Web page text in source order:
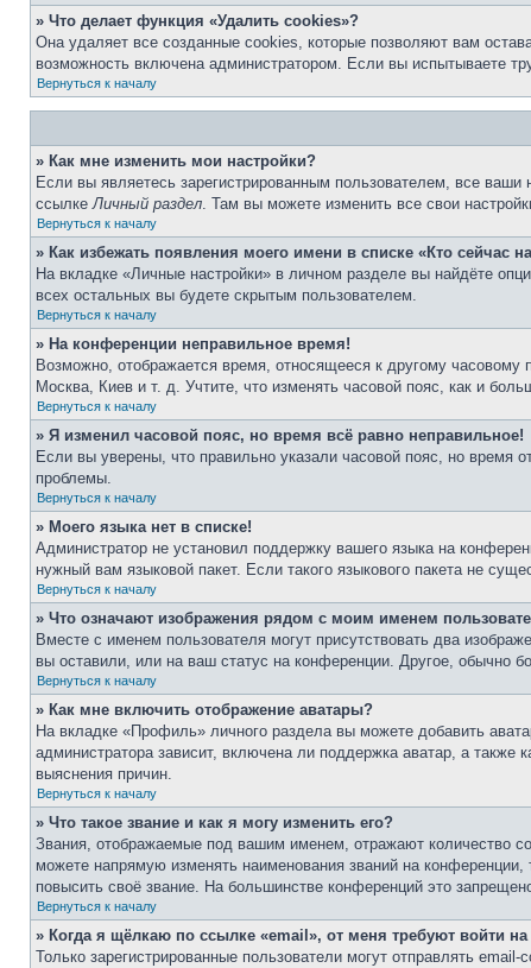
» Что делает функция «Удалить cookies»?
Она удаляет все созданные cookies, которые позволяют вам
возможность включена администратором. Если вы испытываете
Вернуться к началу
» Как мне изменить мои настройки?
Если вы являетесь зарегистрированным пользователем, все
ссылкеЛичный раздел. Там вы можете изменить все свои
Вернуться к началу
» Как избежать появления моего имени в списке «Кто сейчас
На вкладке «Личные настройки» в личном разделе вы найдёте
всех остальных вы будете скрытым пользователем.
Вернуться к началу
» На конференции неправильное время!
Возможно, отображается время, относящееся к другому часовому
Москва, Киев и т. д. Учтите, что изменять часовой пояс, как и
Вернуться к началу
» Я изменил часовой пояс, но время всё равно неправильное!
Если вы уверены, что правильно указали часовой пояс, но время
проблемы.
Вернуться к началу
» Моего языка нет в списке!
Администратор не установил поддержку вашего языка на
нужный вам языковой пакет. Если такого языкового пакета не
Вернуться к началу
» Что означают изображения рядом с моим именем
Вместе с именем пользователя могут присутствовать два
вы оставили, или на ваш статус на конференции. Другое, обычно
Вернуться к началу
» Как мне включить отображение аватары?
На вкладке «Профиль» личного раздела вы можете добавить
администратора зависит, включена ли поддержка аватар, а
выяснения причин.
Вернуться к началу
» Что такое звание и как я могу изменить его?
Звания, отображаемые под вашим именем, отражают количество
можете напрямую изменять наименования званий на
повысить своё звание. На большинстве конференций это
Вернуться к началу
» Когда я щёлкаю по ссылке «email», от меня требуют войти
Только зарегистрированные пользователи могут отправлять